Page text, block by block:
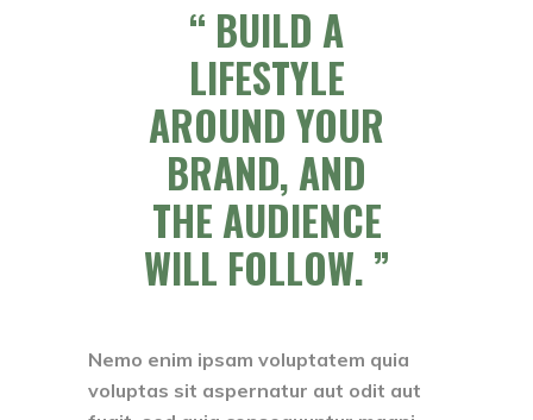
BUILD A
LIFESTYLE
AROUND YOUR
BRAND, AND
THE AUDIENCE
WILL FOLLOW.
Nemo enim ipsam voluptatem quia
voluptas sit aspernatur aut odit aut